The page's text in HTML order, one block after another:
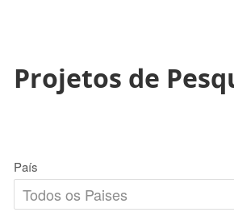
Projetos de
País